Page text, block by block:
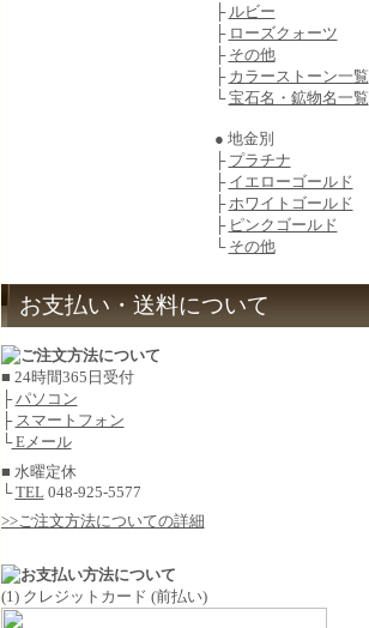
├ ルビー
├ ローズクォーツ
├ その他
├ カラーストーン一覧
└宝石名・鉱物名一覧
● 地金別
├ プラチナ
├ イエローゴールド
├ホワイトゴールド
├ ピンクゴールド
└ その他
お支払い・送料について
■ 24時間365日受付
├パソコン
├ スマートフォン
└Eメール
■ 水曜定休
└TEL 048-925-5577
>>ご注文方法についての詳細
(1) クレジットカード (前払い)